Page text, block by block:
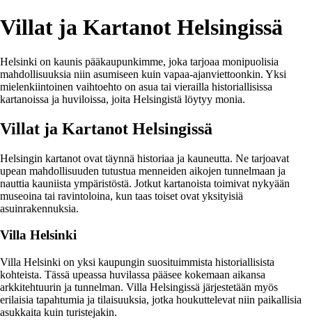
Villat ja Kartanot Helsingissä
Helsinki on kaunis pääkaupunkimme, joka tarjoaa monipuolisia
mahdollisuuksia niin asumiseen kuin vapaa-ajanviettoonkin. Yksi
mielenkiintoinen vaihtoehto on asua tai vierailla historiallisissa
kartanoissa ja huviloissa, joita Helsingistä löytyy monia.
Villat ja Kartanot Helsingissä
Helsingin kartanot ovat täynnä historiaa ja kauneutta. Ne tarjoavat
upean mahdollisuuden tutustua menneiden aikojen tunnelmaan ja
nauttia kauniista ympäristöstä. Jotkut kartanoista toimivat nykyään
museoina tai ravintoloina, kun taas toiset ovat yksityisiä
asuinrakennuksia.
Villa Helsinki
Villa Helsinki on yksi kaupungin suosituimmista historiallisista
kohteista. Tässä upeassa huvilassa pääsee kokemaan aikansa
arkkitehtuurin ja tunnelman. Villa Helsingissä järjestetään myös
erilaisia tapahtumia ja tilaisuuksia, jotka houkuttelevat niin paikallisia
asukkaita kuin turistejakin.